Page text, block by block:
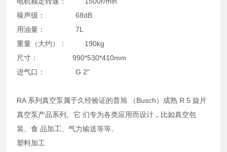
噪声级： 68dB
用油量： 7L
重量（大约）： 190kg
尺寸： 990*530*410mm
进气口： G 2"
RA 系列真空泵属于久经验证的普旭 （Busch）成熟 R 5 旋片
真空泵产品系列。它 们专为各类应用而设计，比如真空包
装、食 品加工、气力输送等等。
塑料加工